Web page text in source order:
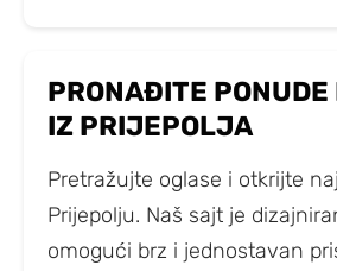
PRONAĐITE PONUDE
IZ PRIJEPOLJA
Pretražujte oglase i otkrijte
Prijepolju. Naš sajt je
omogući brz i jednostavan